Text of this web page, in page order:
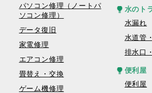
パソコン修理（ノートパ
ソコン修理）
データ復旧
家電修理
エアコン修理
畳替え・交換
ゲーム機修理
水のト
水漏れ
水道管
排水口
便利屋
便利屋